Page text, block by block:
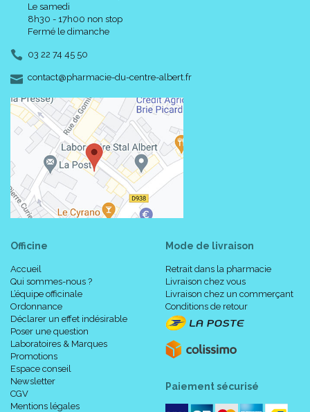
Le samedi
8h30 - 17h00 non stop
Fermé le dimanche
03 22 74 45 50
contact-
@-
pharmacie-du-centre-albert.fr
Officine
Accueil
Qui sommes-nous ?
L’équipe officinale
Ordonnance
Déclarer un effet indésirable
Poser une question
Laboratoires & Marques
Promotions
Espace conseil
Newsletter
CGV
Mentions légales
Mode de livraison
Retrait dans la pharmacie
Livraison chez vous
Livraison chez un commerçant
Conditions de retour
Paiement sécurisé